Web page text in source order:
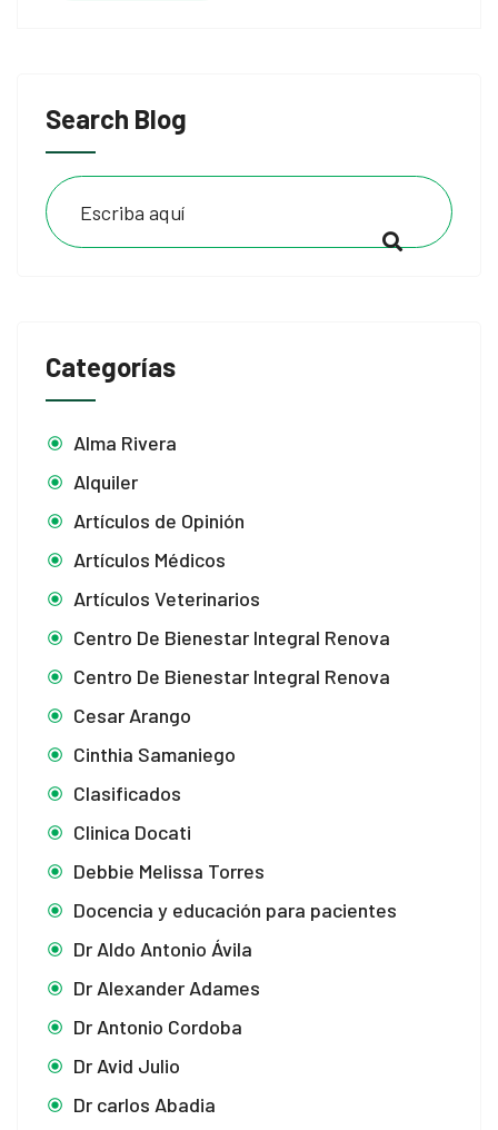
Search Blog
Categorías
Alma Rivera
Alquiler
Artículos de Opinión
Artículos Médicos
Artículos Veterinarios
Centro De Bienestar Integral Renova
Centro De Bienestar Integral Renova
Cesar Arango
Cinthia Samaniego
Clasificados
Clinica Docati
Debbie Melissa Torres
Docencia y educación para pacientes
Dr Aldo Antonio Ávila
Dr Alexander Adames
Dr Antonio Cordoba
Dr Avid Julio
Dr carlos Abadia